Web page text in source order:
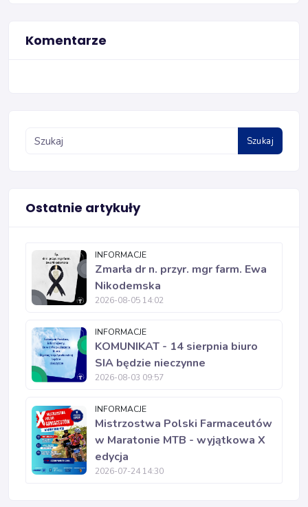
Komentarze
Szukaj
Ostatnie artykuły
INFORMACJE
Zmarła dr n. przyr. mgr farm. Ewa
Nikodemska
2026-08-05 14:02
INFORMACJE
KOMUNIKAT - 14 sierpnia biuro
SIA będzie nieczynne
2026-08-03 09:57
INFORMACJE
Mistrzostwa Polski Farmaceutów
w Maratonie MTB - wyjątkowa X
edycja
2026-07-24 14:30